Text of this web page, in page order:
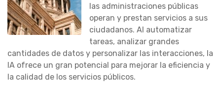
las administraciones públicas
operan y prestan servicios a sus
ciudadanos. Al automatizar
tareas, analizar grandes
cantidades de datos y personalizar las interacciones, la
IA ofrece un gran potencial para mejorar la eficiencia y
la calidad de los servicios públicos.